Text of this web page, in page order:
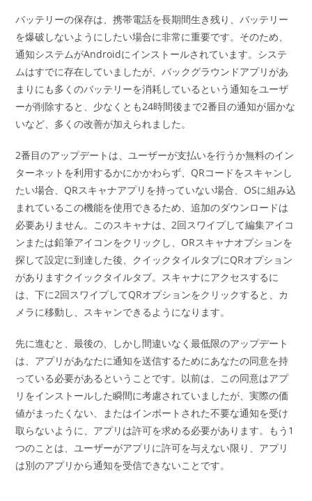
バッテリーの保存は、携帯電話を長期間生き残り、バッテリー
を爆破しないようにしたい場合に非常に重要です。そのため、
通知システムがAndroidにインストールされています。システ
ムはすでに存在していましたが、バックグラウンドアプリがあ
まりにも多くのバッテリーを消耗しているという通知をユーザ
ーが削除すると、少なくとも24時間後まで2番目の通知が届かな
いなど、多くの改善が加えられました。
2番目のアップデートは、ユーザーが支払いを行うか無料のイン
ターネットを利用するかにかかわらず、QRコードをスキャンし
たい場合、QRスキャナアプリを持っていない場合、OSに組み込
まれているこの機能を使用できるため、追加のダウンロードは
必要ありません。このスキャナは、2回スワイプして編集アイコ
ンまたは鉛筆アイコンをクリックし、ORスキャナオプションを
探して設定に到達した後、クイックタイルタブにQRオプション
がありますクイックタイルタブ。スキャナにアクセスするに
は、下に2回スワイプしてQRオプションをクリックすると、カ
メラに移動し、スキャンできるようになります。
先に進むと、最後の、しかし間違いなく最低限のアップデート
は、アプリがあなたに通知を送信するためにあなたの同意を持
っている必要があるということです。以前は、この同意はアプ
リをインストールした瞬間に考慮されていましたが、実際の価
値がまったくない、またはインポートされた不要な通知を受け
取らないように、アプリは許可を求める必要があります。もう1
つのことは、ユーザーがアプリに許可を与えない限り、アプリ
は別のアプリから通知を受信できないことです。